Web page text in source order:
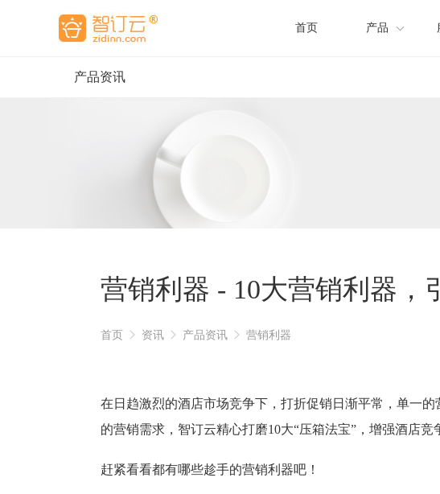
首页 产品
产品资讯
营销利器 - 10大营销利器，
首页 资讯 产品资讯 营销利器
在日趋激烈的酒店市场竞争下，打折促销日渐平常，单一
的营销需求，智订云精心打磨10大“压箱法宝”，增强酒店竞
赶紧看看都有哪些趁手的营销利器吧！